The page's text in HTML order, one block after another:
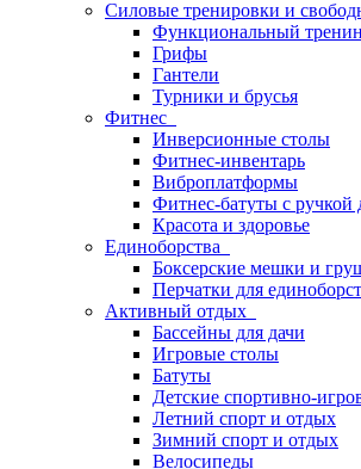
Силовые тренировки и
Функциональный
Грифы
Гантели
Турники и брусья
Фитнес
Инверсионные столы
Фитнес-инвентарь
Виброплатформы
Фитнес-батуты с ручкой
Красота и здоровье
Единоборства
Боксерские мешки и
Перчатки для
Активный отдых
Бассейны для дачи
Игровые столы
Батуты
Детские спортивно-
Летний спорт и отдых
Зимний спорт и отдых
Велосипеды